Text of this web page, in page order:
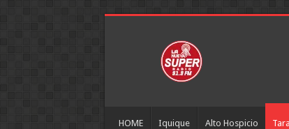
HOME Iquique Alto Hospicio